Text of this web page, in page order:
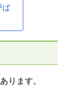
ば
ります。